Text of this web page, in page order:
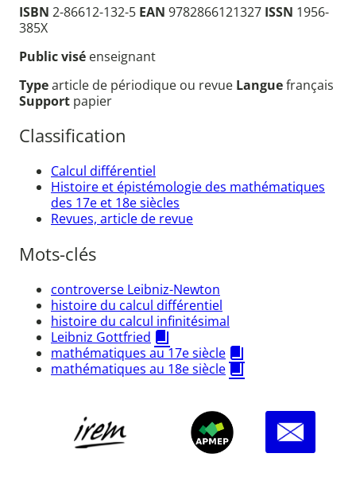
ISBN 2-86612-132-5 EAN 9782866121327 ISSN 1956-
385X
Public visé enseignant
Typearticle de périodique ou revue Languefrançais
Support papier
Classification
Calcul différentiel
Histoire et épistémologie des mathématiques
des 17e et 18e siècles
Revues, article de revue
Mots-clés
controverse Leibniz-Newton
histoire du calcul différentiel
histoire du calcul infinitésimal
Leibniz Gottfried
mathématiques au 17e siècle
mathématiques au 18e siècle